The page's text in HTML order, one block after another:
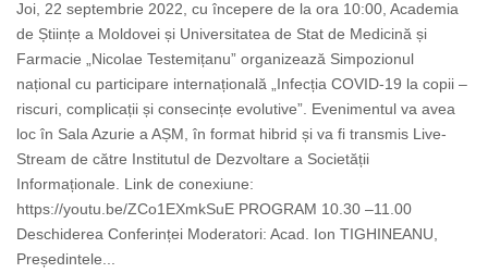
Joi, 22 septembrie 2022, cu începere de la ora 10:00, Academia
de Științe a Moldovei și Universitatea de Stat de Medicină și
Farmacie „Nicolae Testemițanu” organizează Simpozionul
național cu participare internațională „Infecția COVID-19 la copii –
riscuri, complicații și consecințe evolutive”. Evenimentul va avea
loc în Sala Azurie a AȘM, în format hibrid și va fi transmis Live-
Stream de către Institutul de Dezvoltare a Societății
Informaționale. Link de conexiune:
https://youtu.be/ZCo1EXmkSuE PROGRAM 10.30 –11.00
Deschiderea Conferinței Moderatori: Acad. Ion TIGHINEANU,
Președintele...